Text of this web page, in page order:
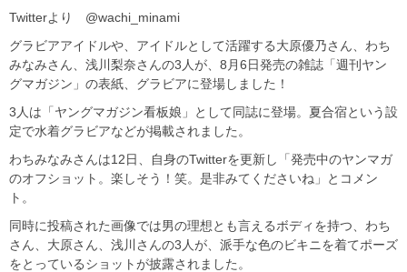
Twitterより @wachi_minami
グラビアアイドルや、アイドルとして活躍する大原優乃さん、わち
みなみさん、浅川梨奈さんの3人が、8月6日発売の雑誌「週刊ヤン
グマガジン」の表紙、グラビアに登場しました！
3人は「ヤングマガジン看板娘」として同誌に登場。夏合宿という設
定で水着グラビアなどが掲載されました。
わちみなみさんは12日、自身のTwitterを更新し「発売中のヤンマガ
のオフショット。楽しそう！笑。是非みてくださいね」とコメン
ト。
同時に投稿された画像では男の理想とも言えるボディを持つ、わち
さん、大原さん、浅川さんの3人が、派手な色のビキニを着てポーズ
をとっているショットが披露されました。